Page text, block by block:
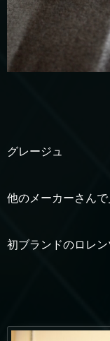
グレージュ
他のメーカーさん
初ブランドのロレ